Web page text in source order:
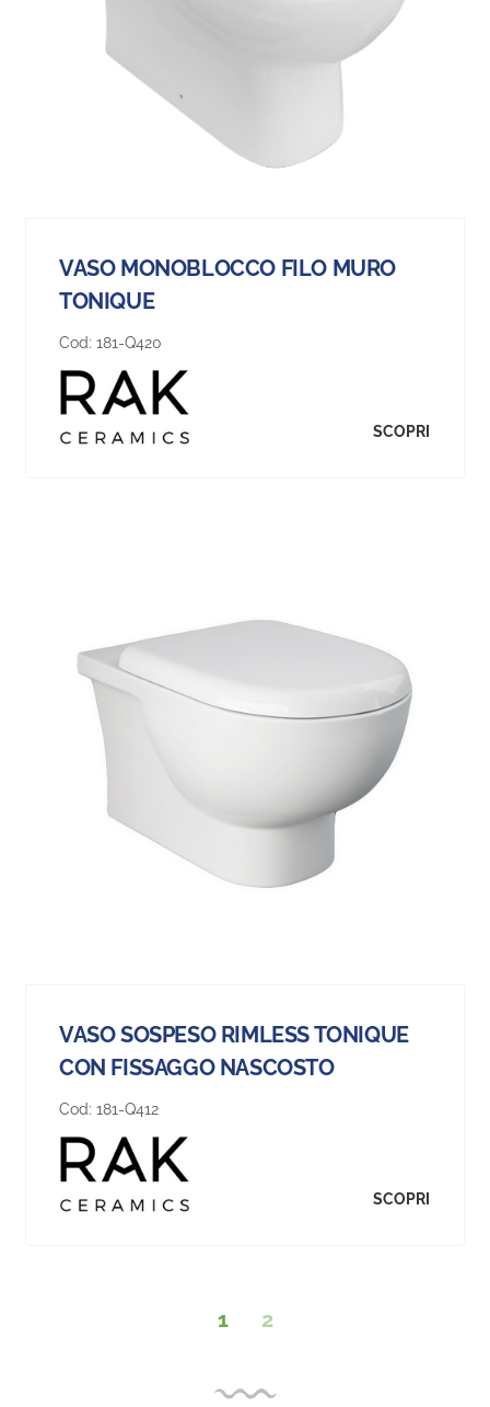
VASO MONOBLOCCO FILO MURO
TONIQUE
Cod: 181-Q420
SCOPRI
VASO SOSPESO RIMLESS TONIQUE
CON FISSAGGO NASCOSTO
Cod: 181-Q412
SCOPRI
1 2